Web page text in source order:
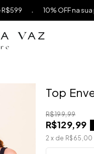
. 10% OFF na sua
Top
R$199,99
R$129,99
2 x de R$65,00